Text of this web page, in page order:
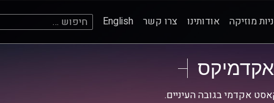
מוזיקה אודותינו צרו קשר English חיפוש:
אקדמיקס
אקדמי בגובה העיניים.